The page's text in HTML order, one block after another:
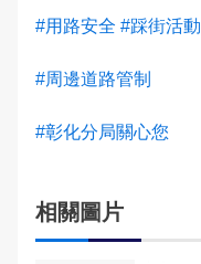
#用路安全 #踩街活動
#周邊道路管制
#彰化分局關心您
相關圖片